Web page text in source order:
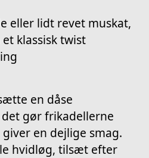
eller lidt revet muskat,
klassisk twist
en dåse
gør frikadellerne
en dejlige smag.
hvidløg, tilsæt efter